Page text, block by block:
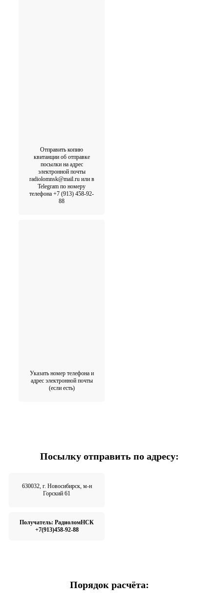
Отправить копию
квитанции об отправке
посылки на адрес
электронной почты
radiolomnsk@mail.ru или в
Telegram по номеру
телефона +7 (913) 458-92-
88
Указать номер телефона и
адрес электронной почты
(если есть)
Посылку отправить по адресу:
630032, г. Новосибирск, м-н
Горский 61
Получатель: РадиоломНСК
+7(913)458-92-88
Порядок расчёта: